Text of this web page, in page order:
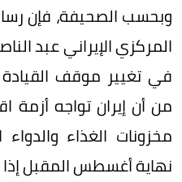
وبحسب الصحيفة، فإن
المركزي الإيراني عبد
في تغيير موقف القيادة
من أن إيران تواجه أزمة
مخزونات الغذاء
نهاية أغسطس المقبل إذا